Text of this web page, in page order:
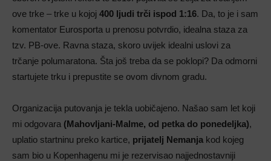
ove trke – trke u kojoj 400 ljudi trči ispod 1:16. Da, to je i sam
komentator Eurosporta u prenosu potvrdio, idealna staza za
tzv. PB-ove. Ravna staza, skoro uvijek idealni uslovi za
trčanje polumaratona. Šta još treba da se poklopi? Da odmorni
startujete trku i prepustite se ovom divnom gradu.
Organizacija putovanja je tekla uobičajeno. Našao sam let koji
mi odgovara (Mahovljani-Malme, od petka do ponedeljka),
uplatio startninu preko kartice, prijatelj Nemanja kod kojeg
sam bio u Kopenhagenu mi je rezervisao najjednostavniji